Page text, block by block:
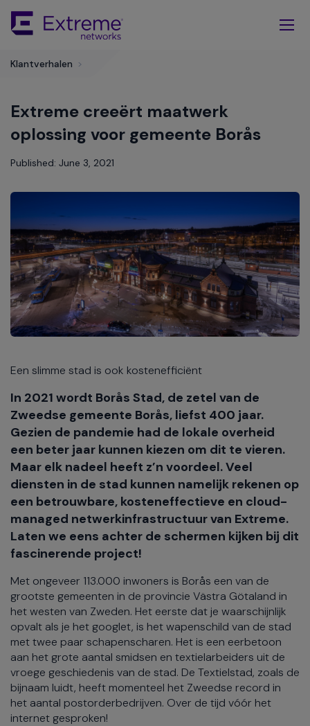
Main
Klantverhalen >
Extreme creeërt maatwerk
oplossing voor gemeente Borås
Published: June 3, 2021
Een slimme stad is ook kostenefficiënt
In 2021 wordt Borås Stad, de zetel van de
Zweedse gemeente Borås, liefst 400 jaar.
Gezien de pandemie had de lokale overheid
een beter jaar kunnen kiezen om dit te vieren.
Maar elk nadeel heeft z’n voordeel. Veel
diensten in de stad kunnen namelijk rekenen op
een betrouwbare, kosteneffectieve en cloud-
managed netwerkinfrastructuur van Extreme.
Laten we eens achter de schermen kijken bij dit
fascinerende project!
Met ongeveer 113.000 inwoners is Borås een van de
grootste gemeenten in de provincie Västra Götaland in
het westen van Zweden. Het eerste dat je waarschijnlijk
opvalt als je het googlet, is het wapenschild van de stad
met twee paar schapenscharen. Het is een eerbetoon
aan het grote aantal smidsen en textielarbeiders uit de
vroege geschiedenis van de stad. De Textielstad, zoals de
bijnaam luidt, heeft momenteel het Zweedse record in
het aantal postorderbedrijven. Over de tijd vóór het
internet gesproken!